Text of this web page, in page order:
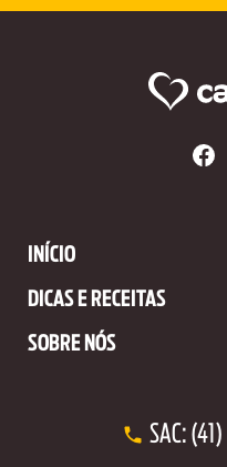
INÍCIO
DICAS E RECEITAS
SOBRE NÓS
SAC: (41)